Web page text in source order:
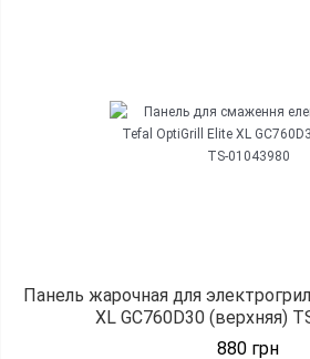
Панель жарочная для
XL GC760D30 (верхняя)
880 грн